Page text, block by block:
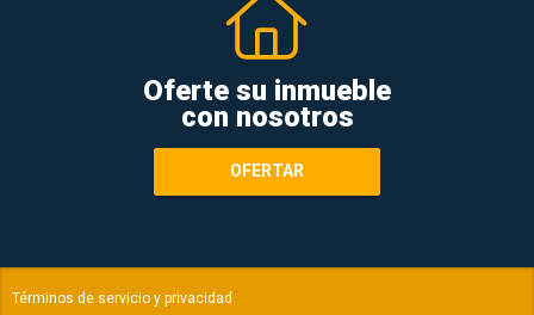
Oferte su inmueble
con nosotros
OFERTAR
Términos de servicio y privacidad